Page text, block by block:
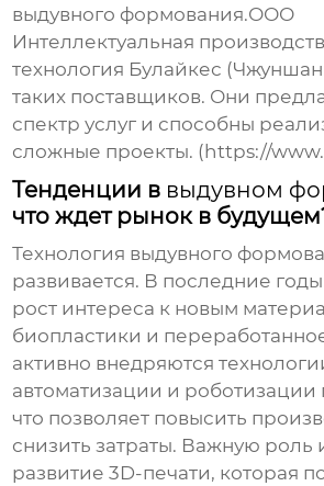
выдувного формования.ООО
Интеллектуальная
технология Булайкес
таких поставщиков. Они
спектр услуг и способны
сложные проекты. (https://
Тенденции в выдувном
что ждет рынок в
Технология выдувного
развивается. В последние
рост интереса к новым
биопластики и
активно внедряются
автоматизации и роботизации
что позволяет повысить
снизить затраты. Важную роль
развитие 3D-печати, которая